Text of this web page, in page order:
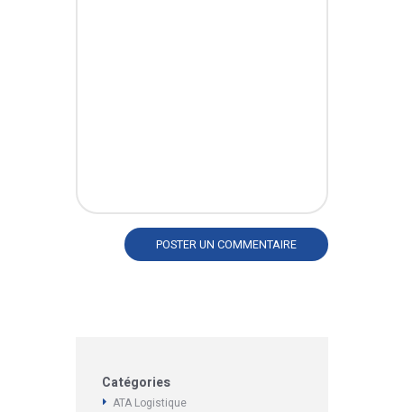
Catégories
ATA Logistique